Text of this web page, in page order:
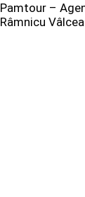
Pamtour –
Râmnicu